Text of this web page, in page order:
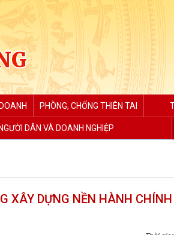
PHÒNG, CHỐNG THIÊN TAI
DÂN VÀ DOANH NGHIỆP
XÂY DỰNG NỀN HÀNH